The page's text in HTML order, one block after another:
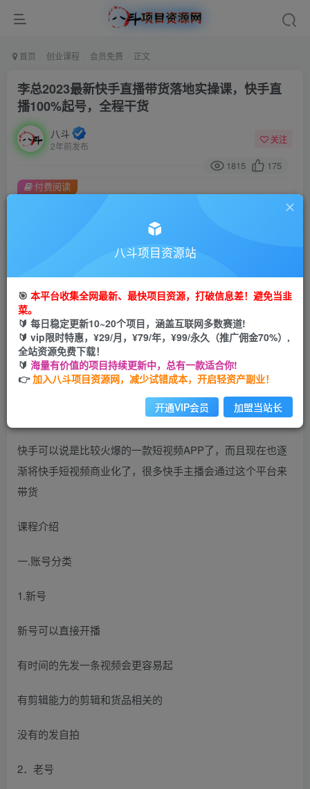
首页 创业课程 会员免费 正文
李总2023最新快手直播带货落地实操课，快手直
播100%起号，全程干货
八斗
2年前发布
关注
1815 175
此内容为付费阅读，请付费后查看
金币9.9金币99
会员免费
您当前未登录！建议登陆后购买，可保存购买订单
付费阅读
快手可以说是比较火爆的一款短视频APP了，而且现在也逐
渐将快手短视频商业化了，很多快手主播会通过这个平台来
带货
课程介绍
一.账号分类
1.新号
新号可以直接开播
有时间的先发一条视频会更容易起
有剪辑能力的剪辑和货品相关的
没有的发自拍
2．老号
八斗项目资源站
🎯 本平台收集全网最新、最快项目资源，打破信息差！避免当韭
菜。
🔰 每日稳定更新10~20个项目，涵盖互联网多数赛道!
🔰 vip限时特惠，¥29/月，¥79/年，¥99/永久（推广佣金70%）,
全站资源免费下载！
🔰 海量有价值的项目持续更新中，总有一款适合你!
👉加入八斗项目资源网，减少试错成本，开启轻资产副业！
开通VIP会员 加盟当站长